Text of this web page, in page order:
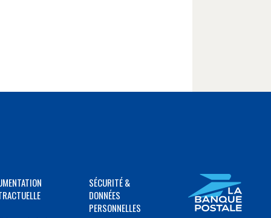
SÉCURITÉ &
DONNÉES
PERSONNELLES